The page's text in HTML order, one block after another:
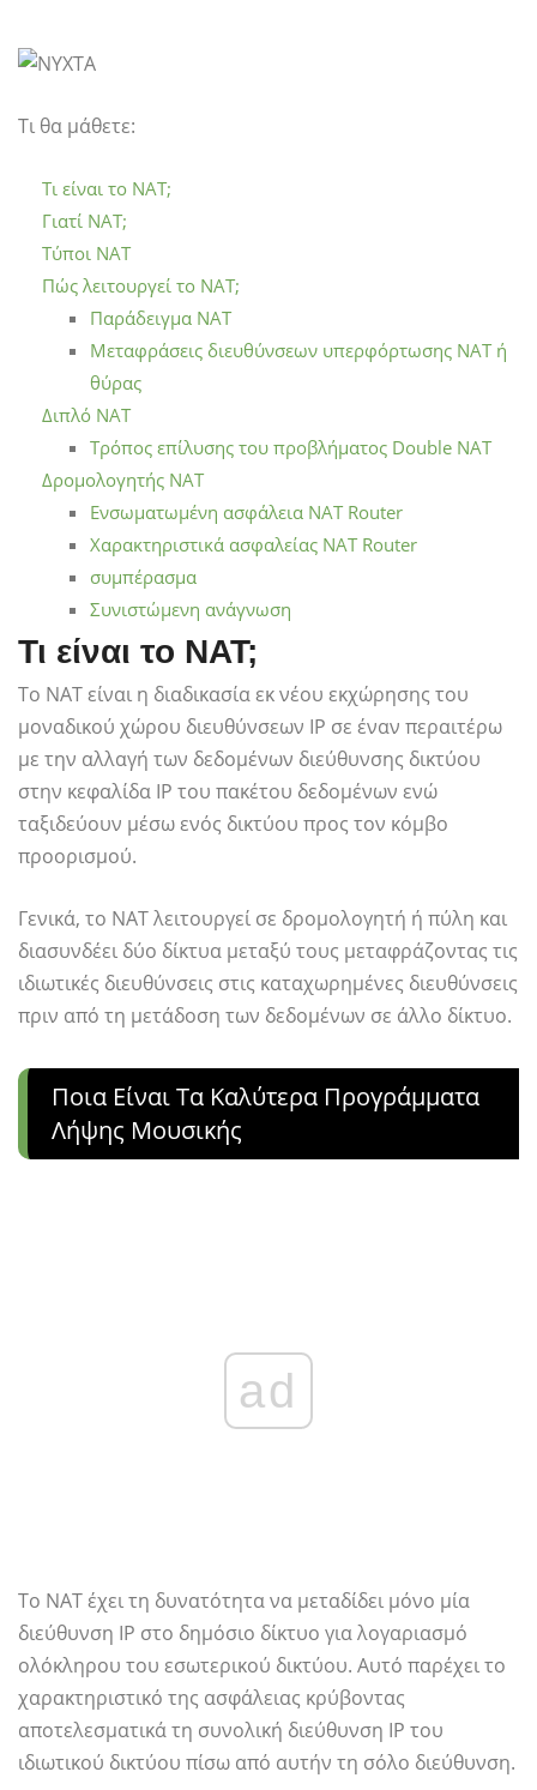
Τι θα μάθετε:
Τι είναι το NAT;
Γιατί ΝΑΤ;
Τύποι NAT
Πώς λειτουργεί το NAT;
Παράδειγμα NAT
Μεταφράσεις διευθύνσεων υπερφόρτωσης NAT ή
θύρας
Διπλό NAT
Τρόπος επίλυσης του προβλήματος Double NAT
Δρομολογητής NAT
Ενσωματωμένη ασφάλεια NAT Router
Χαρακτηριστικά ασφαλείας NAT Router
συμπέρασμα
Συνιστώμενη ανάγνωση
Τι είναι το NAT;
Το NAT είναι η διαδικασία εκ νέου εκχώρησης του
μοναδικού χώρου διευθύνσεων IP σε έναν περαιτέρω
με την αλλαγή των δεδομένων διεύθυνσης δικτύου
στην κεφαλίδα IP του πακέτου δεδομένων ενώ
ταξιδεύουν μέσω ενός δικτύου προς τον κόμβο
προορισμού.
Γενικά, το NAT λειτουργεί σε δρομολογητή ή πύλη και
διασυνδέει δύο δίκτυα μεταξύ τους μεταφράζοντας τις
ιδιωτικές διευθύνσεις στις καταχωρημένες διευθύνσεις
πριν από τη μετάδοση των δεδομένων σε άλλο δίκτυο.
Ποια Είναι Τα Καλύτερα Προγράμματα
Λήψης Μουσικής
ad
Το NAT έχει τη δυνατότητα να μεταδίδει μόνο μία
διεύθυνση IP στο δημόσιο δίκτυο για λογαριασμό
ολόκληρου του εσωτερικού δικτύου. Αυτό παρέχει το
χαρακτηριστικό της ασφάλειας κρύβοντας
αποτελεσματικά τη συνολική διεύθυνση IP του
ιδιωτικού δικτύου πίσω από αυτήν τη σόλο διεύθυνση.